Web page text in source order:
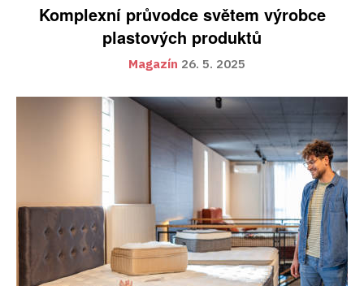
Komplexní průvodce světem výrobce
plastových produktů
Magazín 26. 5. 2025